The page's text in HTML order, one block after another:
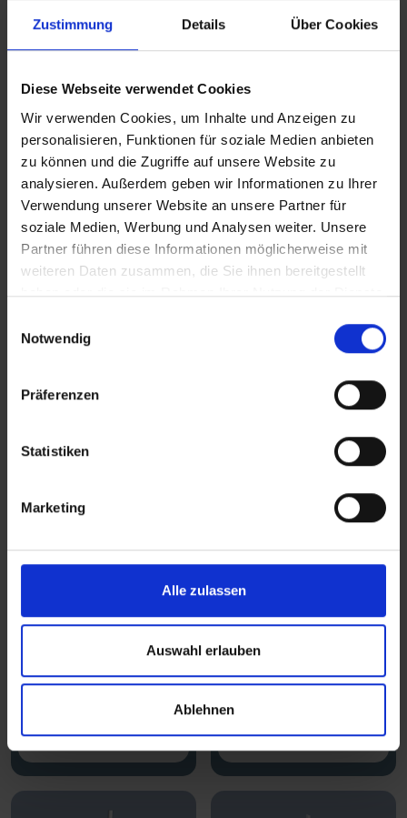
Zustimmung Details Über Cookies
Diese Webseite verwendet Cookies
Wir verwenden Cookies, um Inhalte und Anzeigen zu
personalisieren, Funktionen für soziale Medien anbieten
zu können und die Zugriffe auf unsere Website zu
analysieren. Außerdem geben wir Informationen zu Ihrer
Verwendung unserer Website an unsere Partner für
soziale Medien, Werbung und Analysen weiter. Unsere
Partner führen diese Informationen möglicherweise mit
weiteren Daten zusammen, die Sie ihnen bereitgestellt
haben oder die sie im Rahmen Ihrer Nutzung der Dienste
Notwendig
Präferenzen
Statistiken
Marketing
Alle zulassen
Auswahl erlauben
Ablehnen
514-0412E
Tauchpumpe
ERFAHREN
514-0412
Tauchpumpe
Wasserpumpen
ERFAHREN
ERFAHREN
513-0412
ERFAHREN